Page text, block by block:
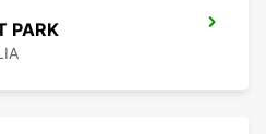
PARK